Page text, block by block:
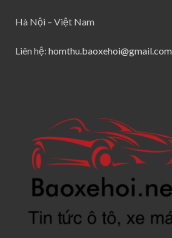
Hà Nội – Việt Nam
Liên hệ: homthu.baoxehoi@gmail.com